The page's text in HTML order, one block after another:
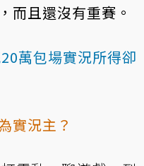
而且還沒有重賽。
萬包場實況所得卻
實況主？